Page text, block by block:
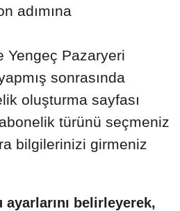
adımına
Yengeç Pazaryeri
sonrasında
oluşturma sayfası
türünü seçmeniz
bilgilerinizi girmeniz
belirleyerek,